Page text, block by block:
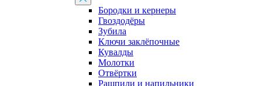
Бородки и кернеры
Гвоздодёры
Зубила
Ключи заклёпочные
Кувалды
Молотки
Отвёртки
Рашпили и напильники